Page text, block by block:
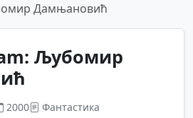
Дамњановић
Љубомир
2000 Фантастика